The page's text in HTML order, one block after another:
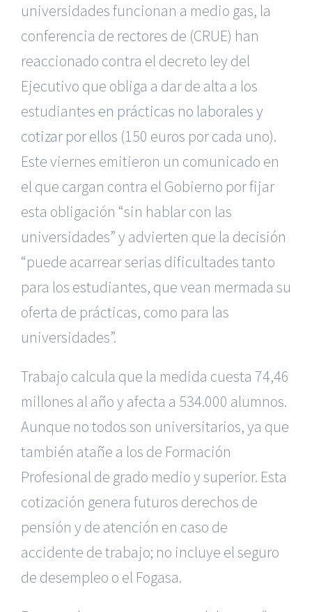
universidades funcionan a medio gas, la
conferencia de rectores de (CRUE) han
reaccionado contra el decreto ley del
Ejecutivo que obliga a dar de alta a los
estudiantes en prácticas no laborales y
cotizar por ellos (150 euros por cada uno).
Este viernes emitieron un comunicado en
el que cargan contra el Gobierno por fijar
esta obligación “sin hablar con las
universidades” y advierten que la decisión
“puede acarrear serias dificultades tanto
para los estudiantes, que vean mermada su
oferta de prácticas, como para las
universidades”.
Trabajo calcula que la medida cuesta 74,46
millones al año y afecta a 534.000 alumnos.
Aunque no todos son universitarios, ya que
también atañe a los de Formación
Profesional de grado medio y superior. Esta
cotización genera futuros derechos de
pensión y de atención en caso de
accidente de trabajo; no incluye el seguro
de desempleo o el Fogasa.